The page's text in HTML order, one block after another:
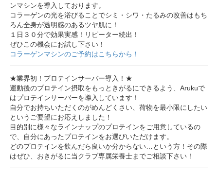
ンマシンを導入しております。
コラーゲンの光を浴びることでシミ・シワ・たるみの改善はもち
ろん全身が透明感のあるツヤ肌に！
１日３０分で効果実感！リピーター続出！
ぜひこの機会にお試し下さい！
コラーゲンマシンのご予約はこちらから！
★業界初！プロテインサーバー導入！★
運動後のプロテイン摂取をもっときがるにできるよう、Arukuで
はプロテインサーバーを導入しています！
自分でお持ちいただくのがめんどくさい、荷物を最小限にしたい
というご要望にお応えしました！
目的別に様々なラインナップのプロテインをご用意しているの
で、自分にあったプロテインをお選びいただけます。
どのプロテインを飲んだら良いか分からない…という方！その際
はぜひ、おきがるに当クラブ専属栄養士までご相談下さい！